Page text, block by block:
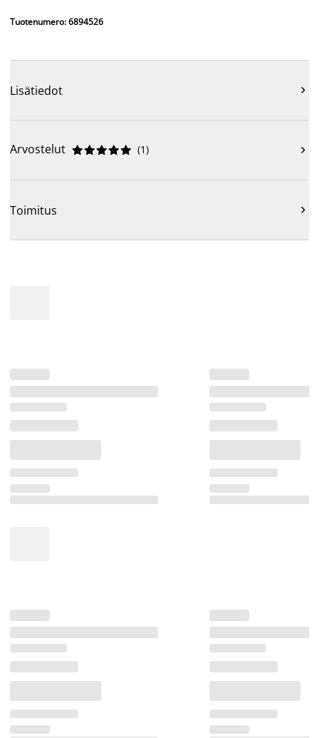
Tuotenumero: 6894526
Lisätiedot 
Arvostelut 




 (1) 
Toimitus 